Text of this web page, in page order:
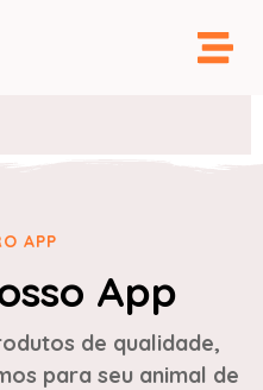
APP
App
de qualidade,
para seu animal de